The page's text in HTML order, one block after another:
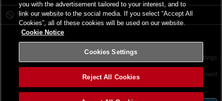
リミットレギュレーション
サイトポリシー Cookies Settings
©2026 Konami Digital Entertainment
you with the advertisement tailored to your interest, and to
link our website to the social media. If you select “Accept All
Cookies”, all of these cookies will be used on our website.
Cookie Notice
Cookies Settings
Reject All Cookies